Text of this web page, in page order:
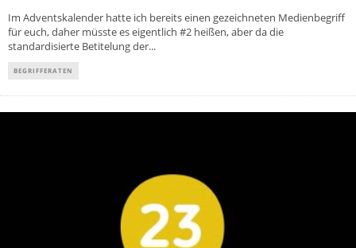
Im Adventskalender hatte ich bereits einen gezeichneten Medienbegriff
für euch, daher müsste es eigentlich #2 heißen, aber da die
standardisierte Betitelung der...
BEGRIFFERATEN